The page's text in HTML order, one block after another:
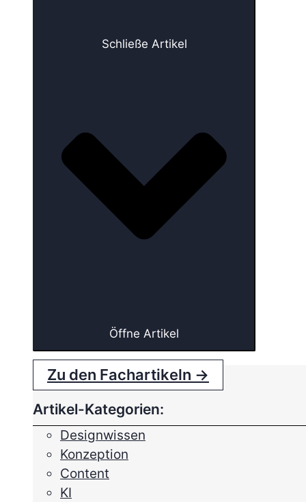
Schließe Artikel
Öffne Artikel
Zu den Fachartikeln →
Artikel-Kategorien:
Designwissen
Konzeption
Content
KI